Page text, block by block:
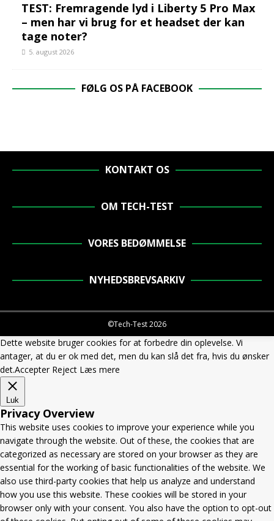
TEST: Fremragende lyd i Liberty 5 Pro Max
– men har vi brug for et headset der kan
tage noter?
5. august 2026
FØLG OS PÅ FACEBOOK
KONTAKT OS
OM TECH-TEST
VORES BEDØMMELSE
NYHEDSBREVSARKIV
©Tech-Test 2026
Dette website bruger cookies for at forbedre din oplevelse. Vi
antager, at du er ok med det, men du kan slå det fra, hvis du ønsker
det.Accepter Reject Læs mere
Luk
Privacy Overview
This website uses cookies to improve your experience while you
navigate through the website. Out of these, the cookies that are
categorized as necessary are stored on your browser as they are
essential for the working of basic functionalities of the website. We
also use third-party cookies that help us analyze and understand
how you use this website. These cookies will be stored in your
browser only with your consent. You also have the option to opt-out